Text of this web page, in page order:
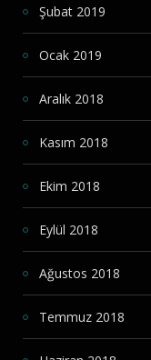
Şubat 2019
Ocak 2019
Aralık 2018
Kasım 2018
Ekim 2018
Eylül 2018
Ağustos 2018
Temmuz 2018